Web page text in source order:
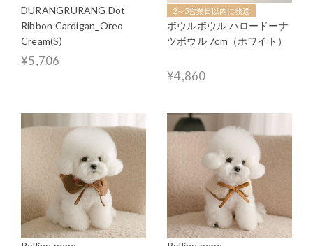
DURANGRURANG Dot
Ribbon Cardigan_Oreo
Cream(S)
¥5,706
2～5営業日以内に発送
ボウルボウル ハロードーナ
ツボウル 7cm（ホワイト）
¥4,860